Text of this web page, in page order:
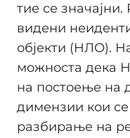
тие се значајни.
видени
објекти (НЛО).
можноста дека
на постоење на
димензии кои
разбирање на